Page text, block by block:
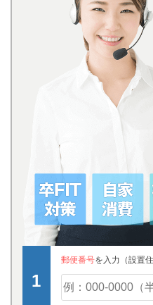
郵便番号を入力（設置住